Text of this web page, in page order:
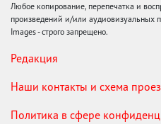
Любое копирование, перепечатка и
произведений и/или аудиовизуальных
Images - строго запрещено.
Редакция
Наши контакты и схема
Политика в сфере